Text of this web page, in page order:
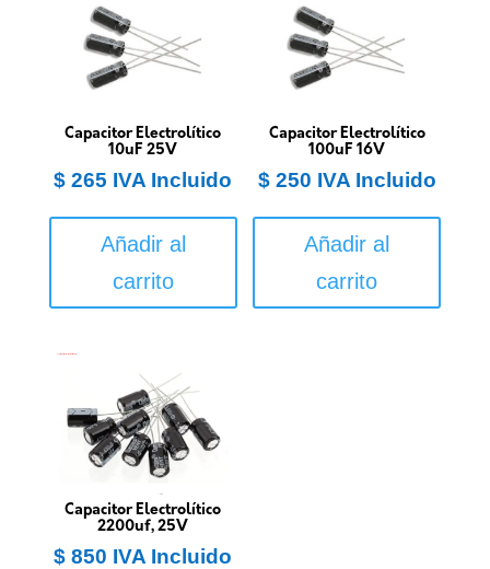
Capacitor Electrolítico
10uF 25V
$ 265 IVA Incluido
Añadir al
carrito
Capacitor Electrolítico
100uF 16V
$250 IVA Incluido
Añadir al
carrito
Capacitor Electrolítico
2200uf, 25V
$ 850 IVA Incluido